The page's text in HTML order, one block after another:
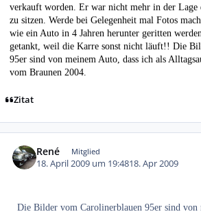
verkauft worden. Er war nicht mehr in der Lage
zu sitzen. Werde bei Gelegenheit mal Fotos
wie ein Auto in 4 Jahren herunter geritten
getankt, weil die Karre sonst nicht läuft!! Die
95er sind von meinem Auto, dass ich als
vom Braunen 2004.
Zitat
René Mitglied
18. April 2009 um 19:4818. Apr 2009
Die Bilder vom Carolinerblauen 95er sind von